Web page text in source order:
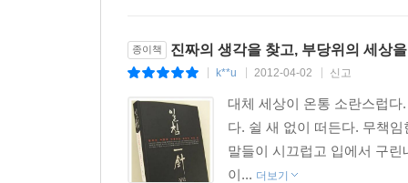
-군기는 장수의 위엄에서 나온다
거망관리遽忘觀理
-분노를 잠깐 잊고 이치를 살펴보라
불여류적不如留賊
-잡은 적을 놓아주어 쓸모를 남겨 둔다
노량작제魯梁作第
종이책 진짜의 생각을 찾고, 부당위의 세상
k**u 2012-04-02 신고
대체 세상이 온통 소란스럽다
다. 쉴 새 없이 떠든다. 무책
말들이 시끄럽고 입에서 구
이... 더보기